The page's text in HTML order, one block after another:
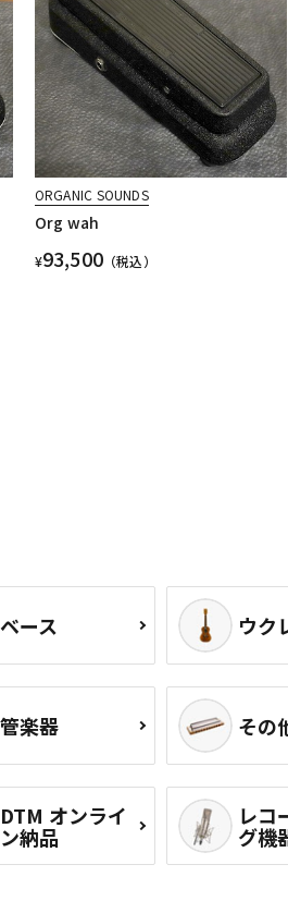
ORGANIC SOUNDS
Org wah
¥93,500 （税込）
ベース ウク
管楽器 その
DTM オンライ
ン納品
レコ
グ機